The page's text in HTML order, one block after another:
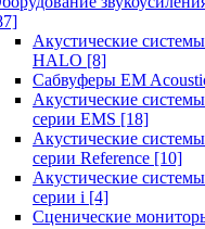
Акустические
HALO [8]
Сабвуферы EM
Акустические
серии EMS [18]
Акустические
серии Reference [10]
Акустические
серии i [4]
Сценические